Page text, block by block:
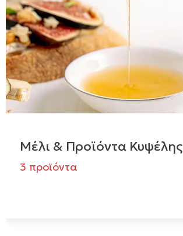
Μέλι & Προϊόντα Κυψέλης
3 προϊόντα